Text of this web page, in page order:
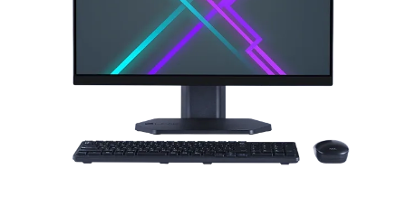
アプリ(店頭販売モデル)
各部の名称・サイズ